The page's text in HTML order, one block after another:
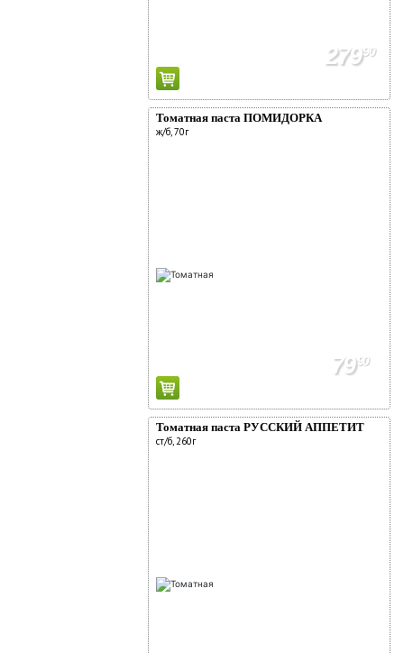
27990
Томатная паста ПОМИДОРКА
ж/б, 70г
7990
Томатная паста РУССКИЙ АППЕТИТ
ст/б, 260г